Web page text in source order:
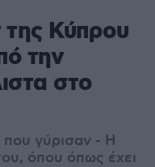
της Κύπρου
την
στο
που γύρισαν - Η
όπου όπως έχει